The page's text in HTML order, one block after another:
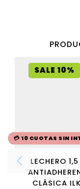
SALE 10%
💳 10 CUOTAS SIN
LECHERO
CLÁSICA